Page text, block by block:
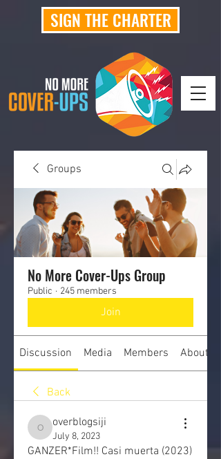
SIGN THE CHARTER
Groups
No More Cover-Ups Group
Public · 245 members
Join
Discussion Media Members About
Back
overblogsiji
overblogsiji
July 8, 2023
GANZER*Film!! Casi muerta (2023)